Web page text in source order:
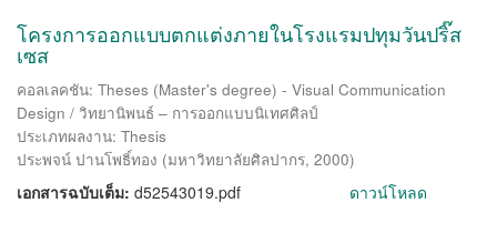
โครงการออกแบบตกแต่งภายในโรงแรมปทุมวันปริ๊ส
เซส
คอลเลคชัน: Theses (Master's degree) - Visual Communication
Design / วิทยานิพนธ์ – การออกแบบนิเทศศิลป์
ประเภทผลงาน: Thesis
ประพจน์ ปานโพธิ์ทอง (มหาวิทยาลัยศิลปากร, 2000)
เอกสารฉบับเต็ม: d52543019.pdf ดาวน์โหลด